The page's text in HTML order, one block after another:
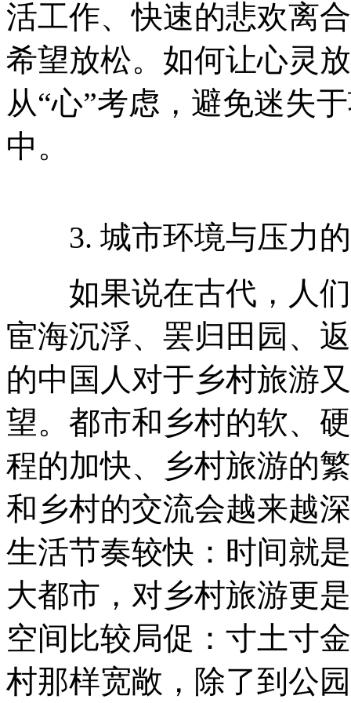
活工作、快速的悲欢离
希望放松。如何让心灵
从“心”考虑，避免迷失
中。
3. 城市环境与压力的
如果说在古代，人们
宦海沉浮、罢归田园、
的中国人对于乡村旅游
望。都市和乡村的软、
程的加快、乡村旅游的
和乡村的交流会越来越
生活节奏较快：时间就
大都市，对乡村旅游更
空间比较局促：寸土寸
村那样宽敞，除了到公